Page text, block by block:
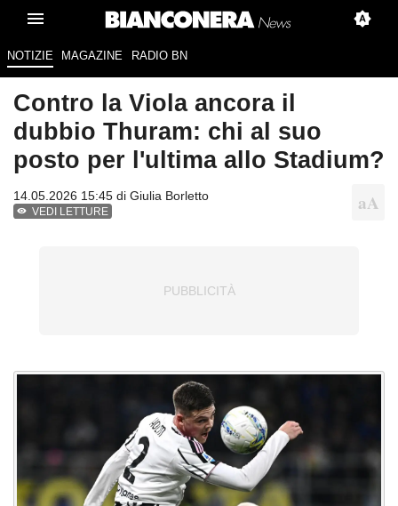
NOTIZIE MAGAZINE RADIO BN
Contro la Viola ancora il
dubbio Thuram: chi al suo
posto per l'ultima allo Stadium?
14.05.2026 15:45 di Giulia Borletto
VEDI LETTURE